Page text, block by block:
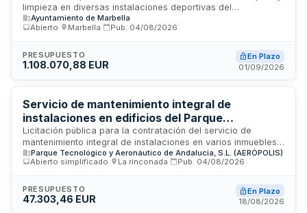
limpieza en diversas instalaciones deportivas del
Ayuntamiento de Marbella durante fines de semana y festivos
para el período 2026-2030. El contrato incluye prestaciones
deportivas municipales, con coordinación periódica con los
servicios técnicos y administrativos del municipio. El personal
Ayuntamiento.
Ayuntamiento de Marbella
Abierto
Marbella Pub. 04/08/2026
PRESUPUESTO
1.108.070,88 EUR
En Plazo
01/09/2026
Servicio de mantenimiento integral de
instalaciones en edificios del Parque
Tecnológico y Aeronáutico de Andalucía
(Aerópolis)
Licitación pública para la contratación del servicio de
mantenimiento integral de instalaciones en varios inmuebles
ubicados en el Parque Tecnológico y Aeronáutico de
Andalucía (Aerópolis), localizado en La Rinconada. Los
Ingeniería e Innovación Aeroespacial (edificios este y oeste),
Aeronautic Suppliers Village, Centro de Empresas y módulos
Parque Tecnológico y Aeronáutico de Andalucia, S.L. (AERÓPOLIS)
Abierto simplificado
La rinconada Pub. 04/08/2026
PRESUPUESTO
47.303,46 EUR
En Plazo
18/08/2026